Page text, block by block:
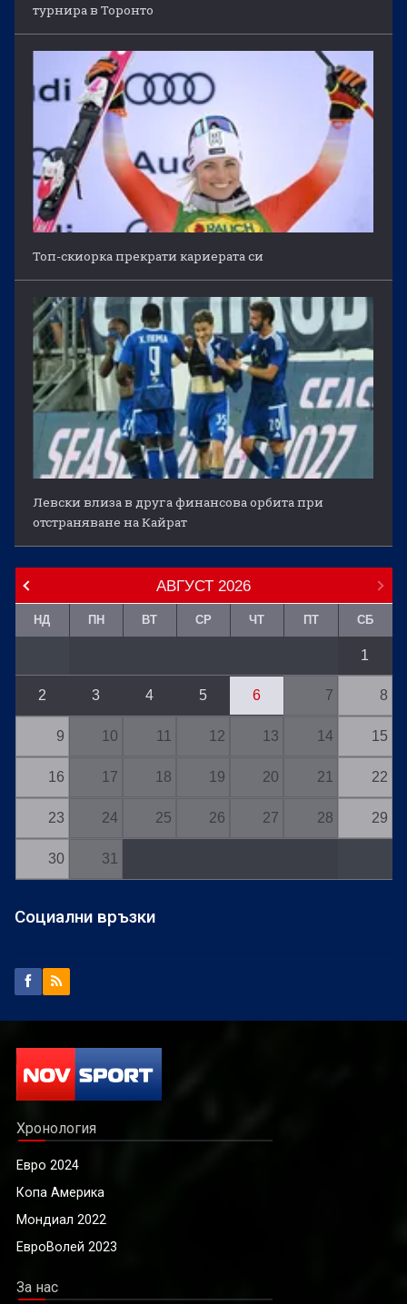
турнира в Торонто
Топ-скиорка прекрати кариерата си
Левски влиза в друга финансова орбита при
отстраняване на Кайрат
АВГУСТ 2026
НД ПН ВТ СР ЧТ ПТ СБ
1
2 3 4 5 6 7 8
9 10 11 12 13 14 15
16 17 18 19 20 21 22
23 24 25 26 27 28 29
30 31
Социални връзки
Хронология
Евро 2024
Копа Америка
Мондиал 2022
ЕвроВолей 2023
За нас